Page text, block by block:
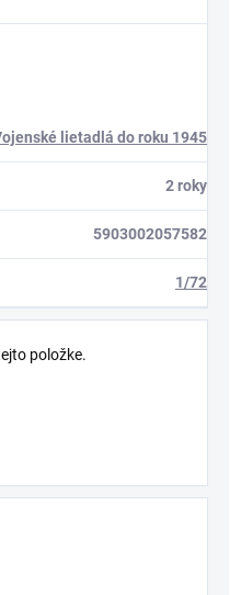
lietadlá do roku 1945
2 roky
5903002057582
1/72
položke.